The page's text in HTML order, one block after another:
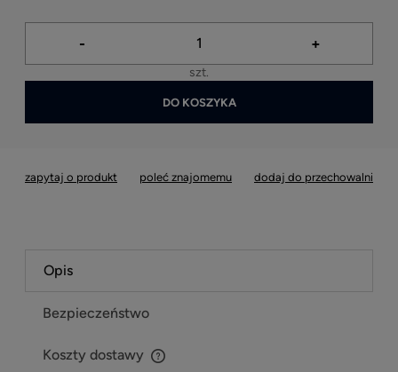
- +
szt.
DO KOSZYKA
zapytaj o produkt poleć znajomemu dodaj do przechowalni
Opis
Bezpieczeństwo
Koszty dostawy